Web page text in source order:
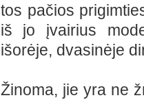
tos pačios
iš jo įvairius
išorėje, dvasinėje
Žinoma, jie yra ne